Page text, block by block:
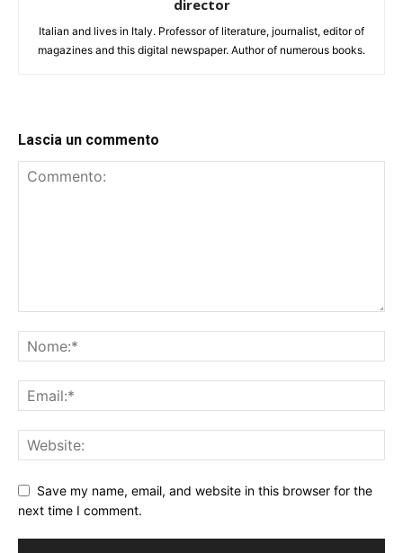
director
Italian and lives in Italy. Professor of literature, journalist, editor of
magazines and this digital newspaper. Author of numerous books.
Lascia un commento
Save my name, email, and website in this browser for the
next time I comment.